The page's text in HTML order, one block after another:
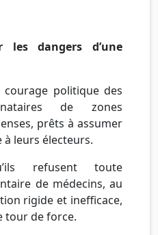
dangers d’une
politique des
de zones
prêts à assumer
à leurs électeurs.
refusent toute
de médecins, au
rigide et inefficace,
tour de force.